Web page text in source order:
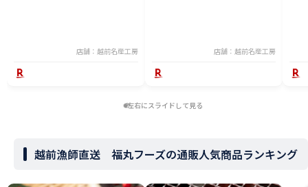
店舗：越前名産工房 店舗：越前名産工房
左右にスライドして見る
越前漁師直送 福丸フーズの通販人気商品ランキング